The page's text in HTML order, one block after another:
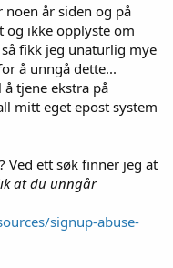
noen år siden og på
og ikke opplyste om
fikk jeg unaturlig mye
å unngå dette...
tjene ekstra på
mitt eget epost system
Ved ett søk finner jeg at
at du unngår
signup-abuse-